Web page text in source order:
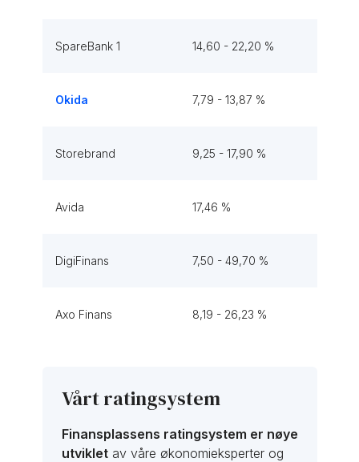
SpareBank 1 14,60 - 22,20 %
Okida 7,79 - 13,87 %
Storebrand 9,25 - 17,90 %
Avida 17,46 %
DigiFinans 7,50 - 49,70 %
Axo Finans 8,19 - 26,23 %
Vårt ratingsystem
Finansplassens ratingsystem er nøye
utvikletav våre økonomieksperter og